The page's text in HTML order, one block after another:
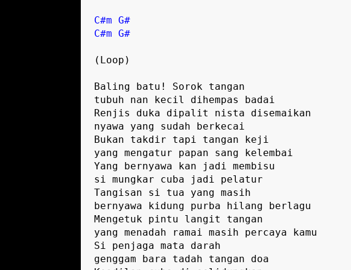
C#m G#
C#m G#
(Loop)
Baling batu! Sorok tangan
tubuh nan kecil dihempas badai
Renjis duka dipalit nista disemaikan
nyawa yang sudah berkecai
Bukan takdir tapi tangan keji
yang mengatur papan sang kelembai
Yang bernyawa kan jadi membisu
si mungkar cuba jadi pelatur
Tangisan si tua yang masih
bernyawa kidung purba hilang berlagu
Mengetuk pintu langit tangan
yang menadah ramai masih percaya kamu
Si penjaga mata darah
genggam bara tadah tangan doa